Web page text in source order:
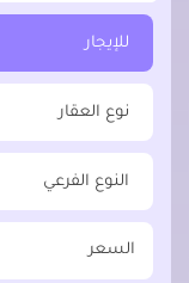
للإيجار
نوع العقار
النوع الفرعي
السعر